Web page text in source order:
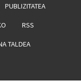
PUBLIZITATEA
RSS
TALDEA